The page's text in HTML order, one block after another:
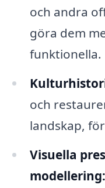
och andra
göra dem
funktionella.
och
landskap,
Visuella
modellering: